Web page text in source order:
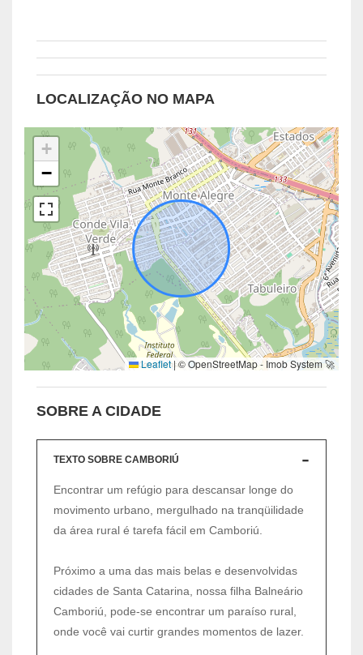
LOCALIZAÇÃO NO MAPA
+
−
Leaflet|© OpenStreetMap - Imob System 🚀
SOBRE A CIDADE
TEXTO SOBRE CAMBORIÚ
Encontrar um refúgio para descansar longe do
movimento urbano, mergulhado na tranqüilidade
da área rural é tarefa fácil em Camboriú.
Próximo a uma das mais belas e desenvolvidas
cidades de Santa Catarina, nossa filha Balneário
Camboriú, pode-se encontrar um paraíso rural,
onde você vai curtir grandes momentos de lazer.